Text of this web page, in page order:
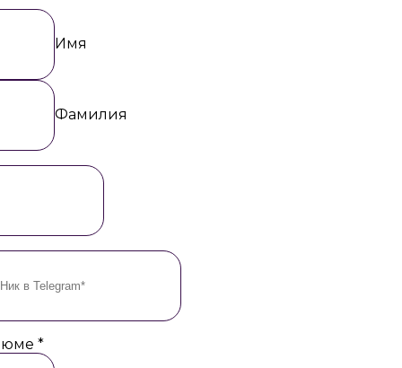
Имя
Фамилия
*